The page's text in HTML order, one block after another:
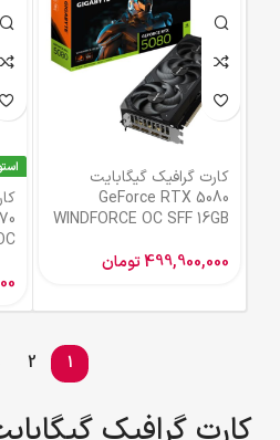
کارت گرافیک گیگابایت
GeForce RTX 5080
WINDFORCE OC SFF 16GB
499,900,000تومان
1
2